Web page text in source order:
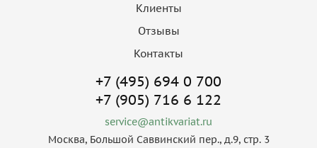
Клиенты
Отзывы
Контакты
+7 (495) 694 0 700
+7 (905) 716 6 122
service@antikvariat.ru
Москва, Большой Саввинский пер., д.9, стр. 3